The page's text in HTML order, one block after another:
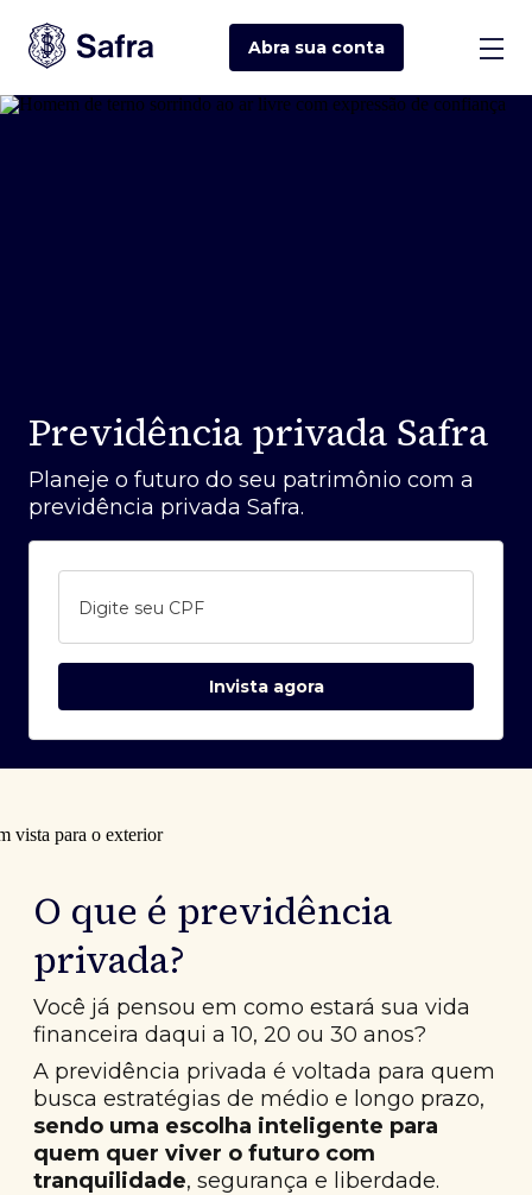
Abra sua conta
Previdência privada Safra
Planeje o futuro do seu patrimônio com a
previdência privada Safra.
Digite seu CPF
Invista agora
O que é previdência
privada?
Você já pensou em como estará sua vida
financeira daqui a 10, 20 ou 30 anos?
A previdência privada é voltada para quem
busca estratégias de médio e longo prazo,
sendo uma escolha inteligente para
quem quer viver o futuro com
tranquilidade, segurança e liberdade.